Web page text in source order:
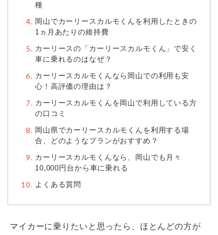
種
岡山でカーリースカルモくんを利用したときの
1ヵ月あたりの維持費
カーリースの「カーリースカルモくん」で安く
車に乗れるのはなぜ？
カーリースカルモくんなら岡山での利用も安
心！高評価の理由は？
カーリースカルモくんを岡山で利用している方
の口コミ
岡山県でカーリースカルモくんを利用する場
合、どのようなプランがおすすめ？
カーリースカルモくんなら、岡山でも月々
10,000円台から車に乗れる
よくある質問
マイカーに乗りたいと思ったら、ほとんどの方が